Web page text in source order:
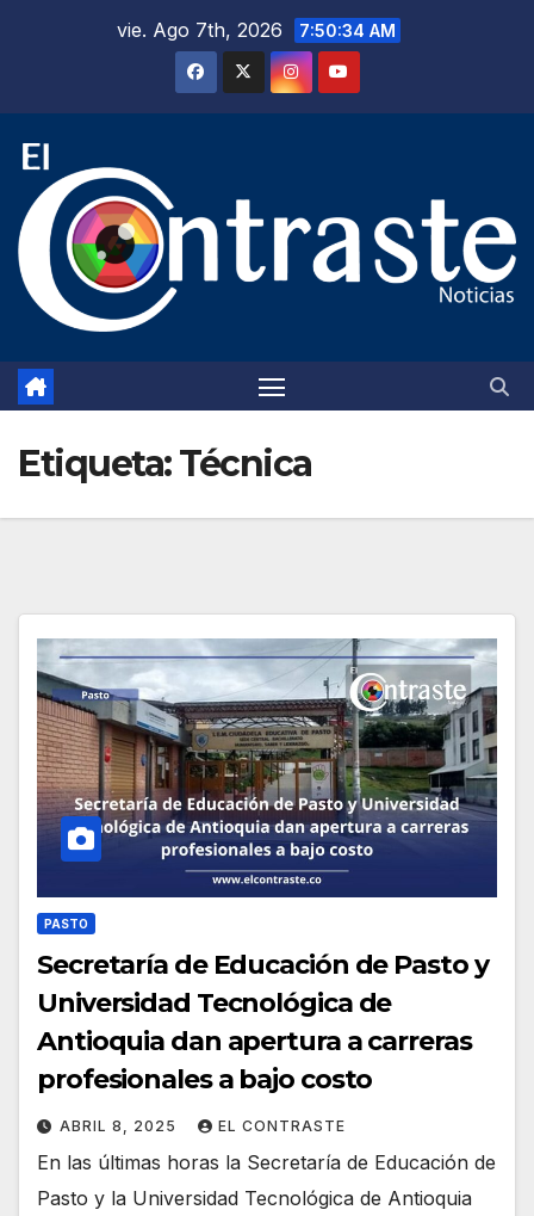
vie. Ago 7th, 2026 7:50:35 AM
Etiqueta:Técnica
PASTO
Secretaría de Educación de Pasto y
Universidad Tecnológica de
Antioquia dan apertura a carreras
profesionales a bajo costo
ABRIL 8, 2025 EL CONTRASTE
En las últimas horas la Secretaría de Educación de
Pasto y la Universidad Tecnológica de Antioquia